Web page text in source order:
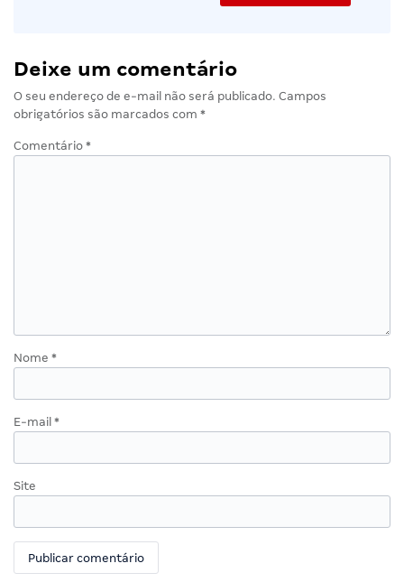
Deixe um comentário
O seu endereço de e-mail não será publicado. Campos
obrigatórios são marcados com *
Comentário *
Nome *
E-mail *
Site